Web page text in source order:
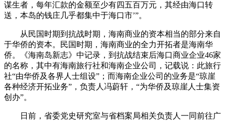
谋生者，每年汇款的金额至少有四五百万元，其经由海口转
送，本岛的钱庄几乎都集中于海口市’”。
从民国时期到抗战时期，海南商业的资本相当的部分来自
于华侨的资本。民国时期，海南商业的全力开拓者是海南华
侨。《海南岛新志》中记录，到抗战结束后海口商业企业46家
的名称，其中有海南旅行社和海南企业公司，记载说：此旅行
社“由华侨及各界人士组设”；而海南企业公司的业务是“琼崖
各种经济开拓业务”，负责人冯蔚轩，“为华侨及琼崖人士集资
创办”。
日前，省委党史研究室与省档案局相关负责人一同前往广